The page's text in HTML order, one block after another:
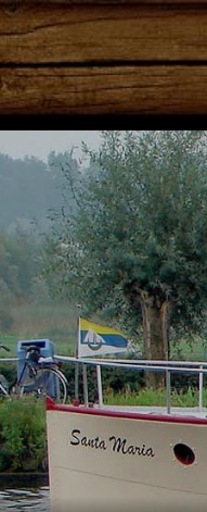
Ga
direct
naar
de
hoofdinhoud